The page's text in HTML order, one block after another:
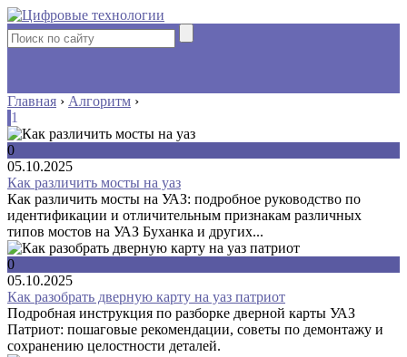
Главная › Алгоритм ›
1
0
05.10.2025
Как различить мосты на уаз
Как различить мосты на УАЗ: подробное руководство по
идентификации и отличительным признакам различных
типов мостов на УАЗ Буханка и других...
0
05.10.2025
Как разобрать дверную карту на уаз патриот
Подробная инструкция по разборке дверной карты УАЗ
Патриот: пошаговые рекомендации, советы по демонтажу и
сохранению целостности деталей.